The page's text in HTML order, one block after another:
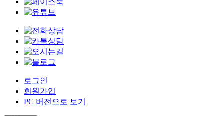
로그인
회원가입
PC 버전으로 보기